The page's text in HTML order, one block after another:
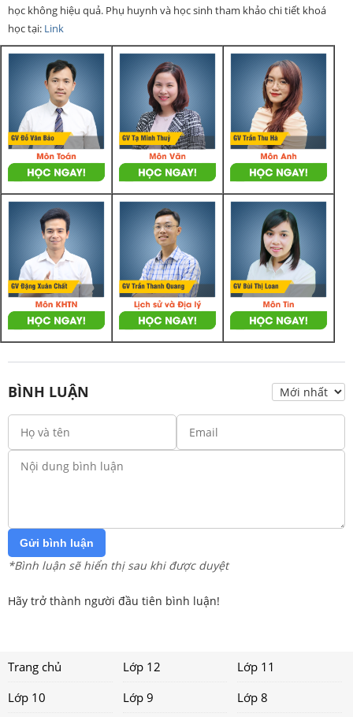
học không hiệu quả. Phụ huynh và học sinh tham khảo chi tiết khoá
học tại: Link
BÌNH LUẬN
Gửi bình luận
*Bình luận sẽ hiển thị sau khi được duyệt
Hãy trở thành người đầu tiên bình luận!
Trang chủ Lớp 12
Lớp 11
Lớp 10
Lớp 9 Lớp 8